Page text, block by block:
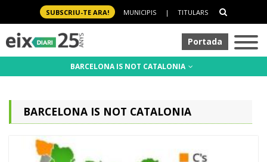
SUBSCRIU-TE ARA! MUNICIPIS | TITULARS
Portada
BARCELONA IS NOT CATALONIA
BARCELONA IS NOT CATALONIA